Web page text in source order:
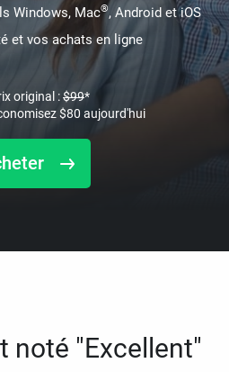
Windows, Mac®, Android et iOS
et vos achats en ligne
original :$99*
$80 aujourd'hui
noté "Excellent"